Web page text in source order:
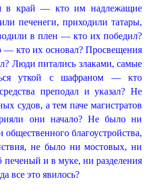
в край — кто им надлежащие
печенеги, приходили татары,
в плен — кто их победил?
— кто их основал? Просвещения
Люди питались злаками, самые
уткой с шафраном — кто
преподал и указал? Не
судов, а тем паче магистратов
они начало? Не было ни
благоустройства,
не было ни мостовых, ни
печеный и в муке, ни разделения
все это явилось?